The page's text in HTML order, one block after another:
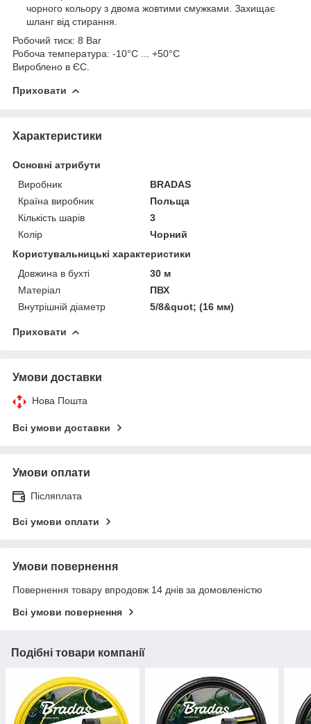
чорного кольору з двома жовтими смужками. Захищає
шланг від стирання.
Робочий тиск: 8 Bar
Робоча температура: -10°С ... +50°С
Вироблено в ЄС.
Приховати
Характеристики
Основні атрибути
Виробник
BRADAS
Країна виробник
Польща
Кількість шарів
3
Колір
Чорний
Користувальницькі характеристики
Довжина в бухті
30 м
Матеріал
ПВХ
Внутрішній діаметр
5/8&quot; (16 мм)
Приховати
Умови доставки
Нова Пошта
Всі умови доставки
Умови оплати
Післяплата
Всі умови оплати
Умови повернення
Повернення товару впродовж 14 днів за домовленістю
Всі умови повернення
Подібні товари компанії